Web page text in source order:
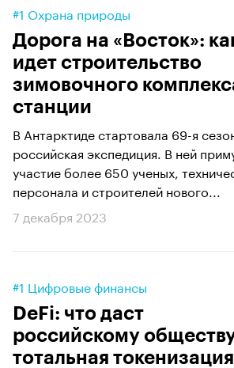
#1 Охрана природы
Дорога на «Восток»:
идет строительство
зимовочного
станции
В Антарктиде стартовала 69-я
российская экспедиция. В ней
участие более 650 ученых,
персонала и строителей нового...
7 декабря 2023
#1 Цифровые финансы
DeFi: что даст
российскому
тотальная токенизация